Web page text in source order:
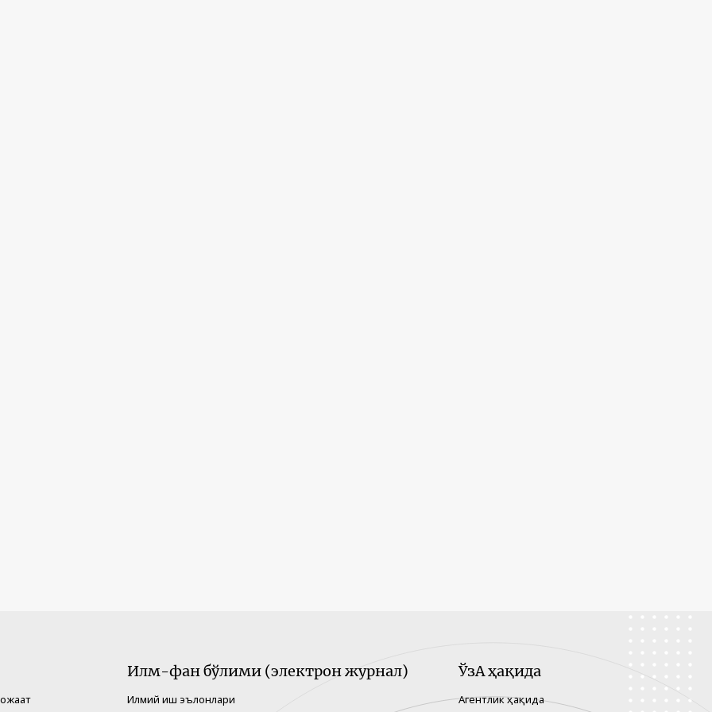
Илм-фан бўлими (электрон журнал)
Илмий иш эълонлари
ЎзА ҳақида
Агентлик ҳақида